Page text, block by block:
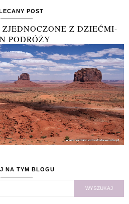
POST
Z DZIEĆMI-
PODRÓŻY
NA TYM BLOGU